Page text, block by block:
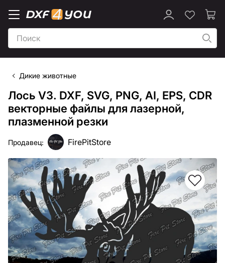
Дикие животные
Лось V3. DXF, SVG, PNG, AI, EPS, CDR
векторные файлы для лазерной,
плазменной резки
Продавец: FirePitStore